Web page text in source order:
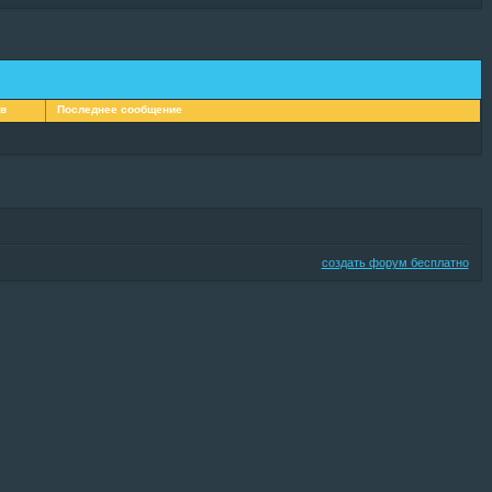
Последнее сообщение
создать форум бесплатно